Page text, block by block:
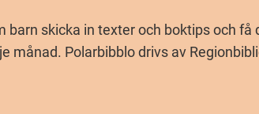
barn skicka in texter och boktips och
månad. Polarbibblo drivs av